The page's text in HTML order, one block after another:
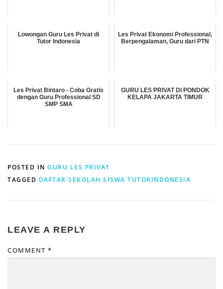
Lowongan Guru Les Privat di
Tutor Indonesia
Les Privat Ekonomi Professional,
Berpengalaman, Guru dari PTN
Les Privat Bintaro - Coba Gratis
dengan Guru Professional SD
SMP SMA
GURU LES PRIVAT DI PONDOK
KELAPA JAKARTA TIMUR
POSTED IN GURU LES PRIVAT
TAGGED DAFTAR SEKOLAH SISWA TUTORINDONESIA
LEAVE A REPLY
COMMENT *